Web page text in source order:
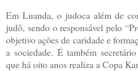
Em Luanda, o judoca além de
judô, sendo o responsável pelo
objetivo ações de caridade e
a sociedade. É também
que há oito anos realiza a Copa